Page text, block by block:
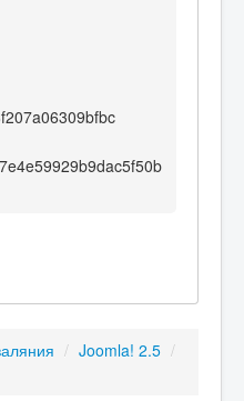
/ Joomla! 2.5 /